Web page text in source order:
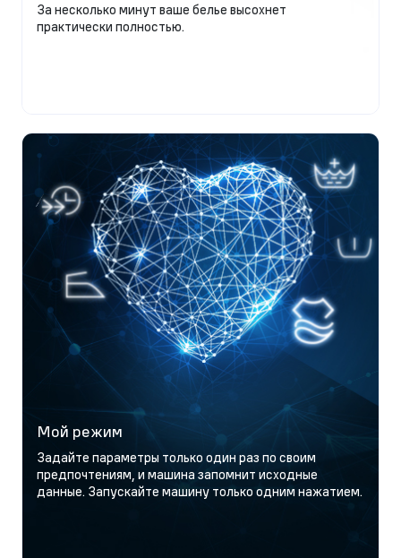
За несколько минут ваше белье высохнет
практически полностью.
Мой режим
Задайте параметры только один раз по своим
предпочтениям, и машина запомнит исходные
данные. Запускайте машину только одним нажатием.